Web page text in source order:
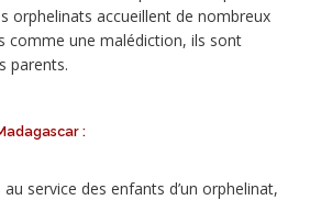
orphelinats accueillent de nombreux
comme une malédiction, ils sont
parents.
:
service des enfants d’un orphelinat,